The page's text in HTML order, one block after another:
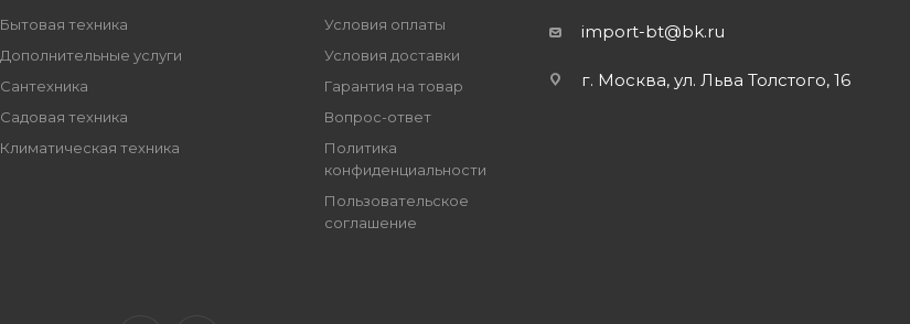
Бытовая техника
Дополнительные услуги
Сантехника
Садовая техника
Климатическая техника
Условия оплаты
Условия доставки
Гарантия на товар
Вопрос-ответ
Политика
конфиденциальности
Пользовательское
соглашение
import-bt@bk.ru
г. Москва, ул. Льва Толстого, 16